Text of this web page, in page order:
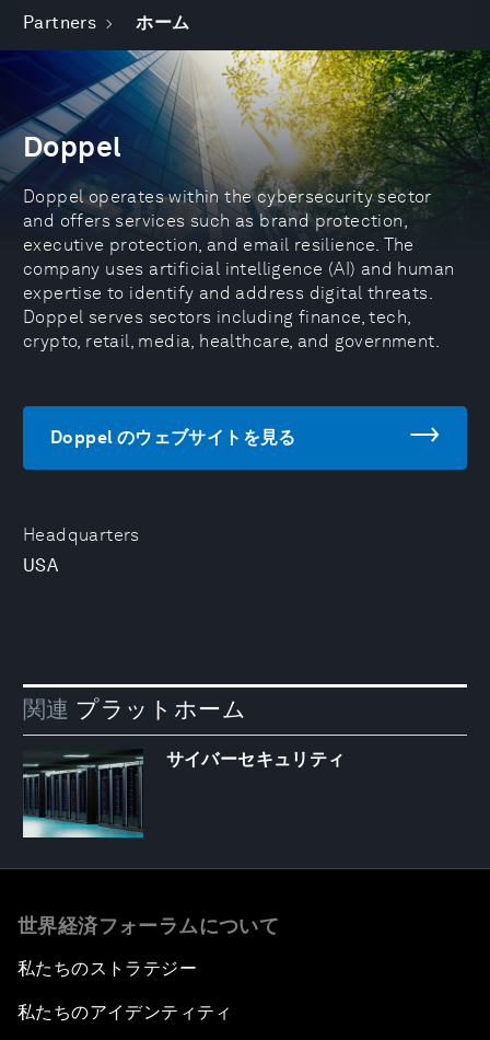
Partners ホーム
Headquarters
USA
Doppel
Doppel operates within the cybersecurity sector
and offers services such as brand protection,
executive protection, and email resilience. The
company uses artificial intelligence (AI) and human
expertise to identify and address digital threats.
Doppel serves sectors including finance, tech,
crypto, retail, media, healthcare, and government.
Doppel のウェブサイトを見る
関連 プラットホーム
サイバーセキュリティ
世界経済フォーラムについて
私たちのストラテジー
私たちのアイデンティティ